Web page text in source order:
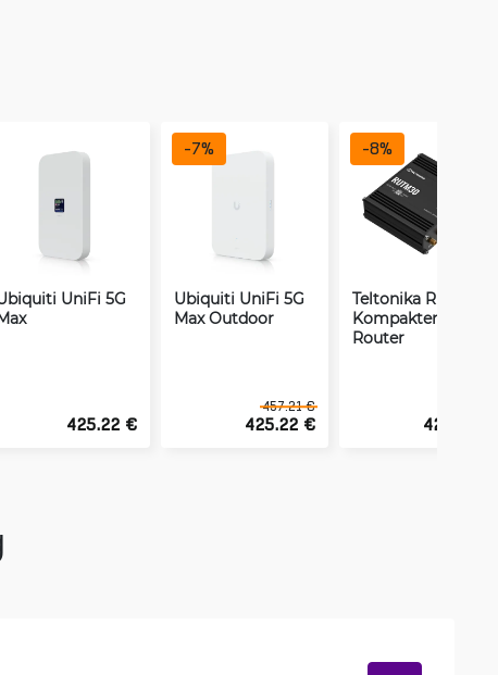
UniFi 5G
425.22 €
Ubiquiti UniFi 5G
Max Outdoor
457.21 €
425.22 €
-7%
Teltonika RUTM30
Kompakter 5G-
Router
428.09 €
-8%